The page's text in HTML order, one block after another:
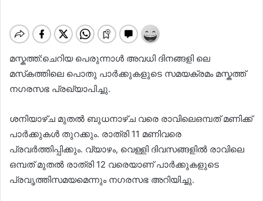
മസ്കത്ത്:ചെറിയ പെരുന്നാൾ അവധി ദിനങ്ങളി ലെ
മസ്‌കത്തിലെ പൊതു പാർക്കുകളുടെ സമയക്രമം മസ്കത്ത്
നഗരസഭ പ്രഖ്യാപിച്ചു.
ശനിയാഴ്ച മുതൽ ബുധനാഴ്ച‌ വരെ രാവിലെഒമ്പത് മണിക്ക്
പാർക്കുകൾ തുറക്കും. രാത്രി 11 മണിവരെ
പ്രവർത്തിപ്പിക്കും. വ്യാഴം, വെള്ളി ദിവസങ്ങളിൽ രാവിലെ
ഒമ്പത് മുതൽ രാത്രി 12 വരെയാണ് പാർക്കുകളുടെ
പ്രവൃത്തിസമയമെന്നും നഗരസഭ അറിയിച്ചു.